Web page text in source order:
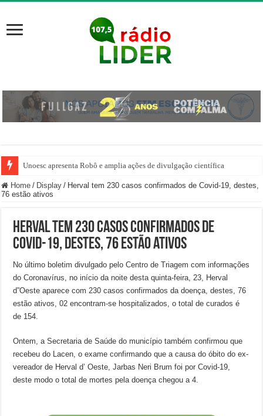
Unoesc apresenta Robô e amplia ações de divulgação científica
Home / Display / Herval tem 230 casos confirmados de Covid-19, destes,
76 estão ativos
Herval tem 230 casos confirmados de
Covid-19, destes, 76 estão ativos
No último boletim divulgado pelo Centro de Triagem com informações
do Coronavírus, no início da noite desta quinta-feira, 23, Herval
d”Oeste aparece com 230 casos confirmados da doença, destes, 76
estão ativos, 02 encontram-se hospitalizados, o total de curados é
de 154.
Ontem, a Secretaria de Saúde do município também confirmou que
recebeu do Lacen, o exame confirmando que a causa do óbito do ex-
vereador de Herval d’ Oeste, Jarbas Neri Brum foi por Covid-19,
deste modo o total de mortes pela doença chegou a 4.